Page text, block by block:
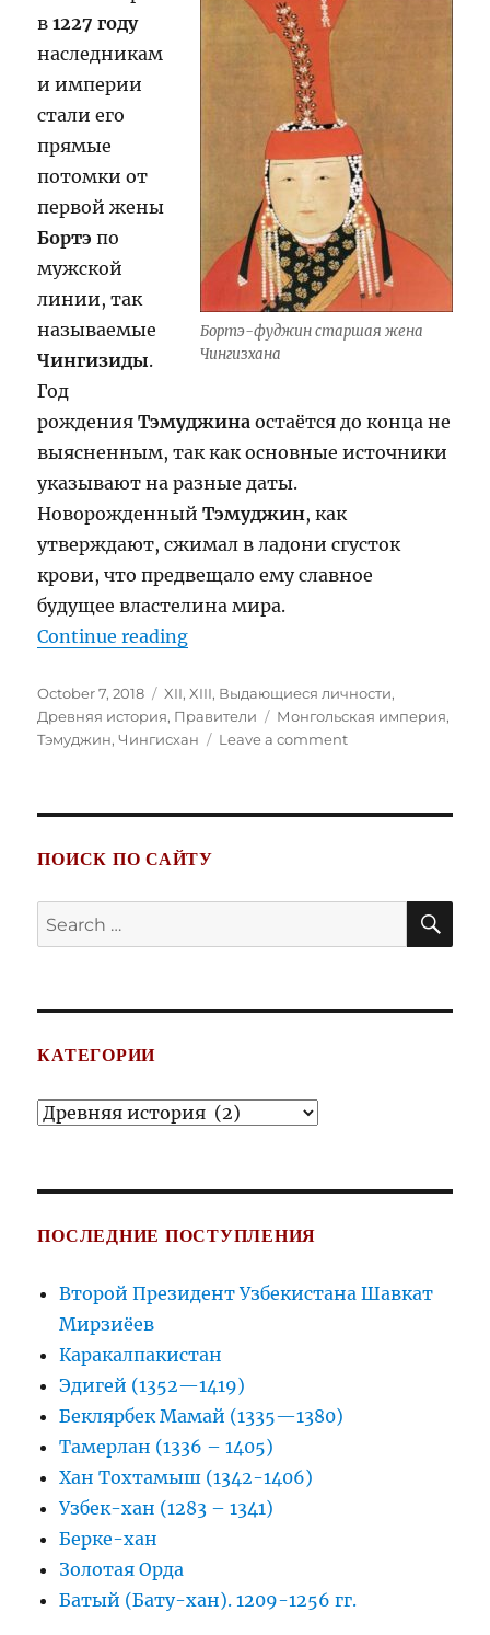
Бортэ-фуджин старшая жена
Чингизхана
в1227 году
наследникам
и империи
стали его
прямые
потомки от
первой жены
Бортэ по
мужской
линии, так
называемые
Чингизиды.
Год
рожденияТэмуджина остаётся до конца не
выясненным, так как основные источники
указывают на разные даты.
НоворожденныйТэмуджин, как
утверждают, сжимал в ладони сгусток
крови, что предвещало ему славное
будущее властелина мира.
Continue reading“Чингис-хан”
Posted
on
October 7, 2018 Categories
XII,XIII, Выдающиеся личности,
Древняя история, Правители Tags
Монгольская империя,
Тэмуджин,Чингисхан Leave a commenton
ПОИСК ПО САЙТУ
Search
for:
КАТЕГОРИИ
Категории
ПОСЛЕДНИЕ ПОСТУПЛЕНИЯ
Второй Президент Узбекистана Шавкат
Мирзиёев
Каракалпакистан
Эдигей (1352—1419)
Беклярбек Мамай (1335—1380)
Тамерлан (1336 – 1405)
Хан Тохтамыш (1342-1406)
Узбек-хан (1283 – 1341)
Берке-хан
Золотая Орда
Батый (Бату-хан). 1209-1256 гг.